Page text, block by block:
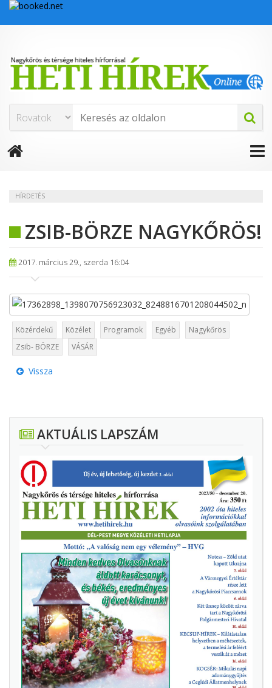
HÍRDETÉS
ZSIB-BÖRZE NAGYKŐRÖS!
2017. március 29., szerda 16:04
Közérdekű Közélet Programok Egyéb
Nagykőrös
Zsib- BÖRZE
VÁSÁR
Vissza
AKTUÁLIS LAPSZÁM